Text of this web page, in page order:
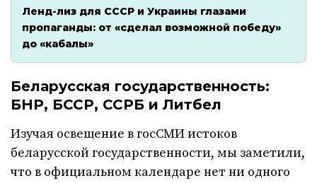
Ленд-лиз для СССР и Украины глазами
пропаганды: от «сделал возможной победу»
до «кабалы»
Беларусская государственность:
БНР, БССР, ССРБ и Литбел
Изучая освещение в госСМИ истоков
беларусской государственности, мы заметили,
что в официальном календаре нет ни одного